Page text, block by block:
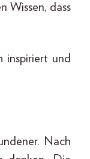
Wissen, dass
inspiriert und
Nach